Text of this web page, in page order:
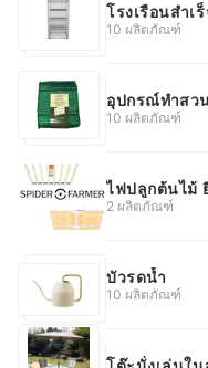
โรงเรือนสำเ
10 ผลิตภัณฑ์
อุปกรณ์ทำสว
10 ผลิตภัณฑ์
ไฟปลูกต้นไม้
2 ผลิตภัณฑ์
บัวรดน้ำ
10 ผลิตภัณฑ์